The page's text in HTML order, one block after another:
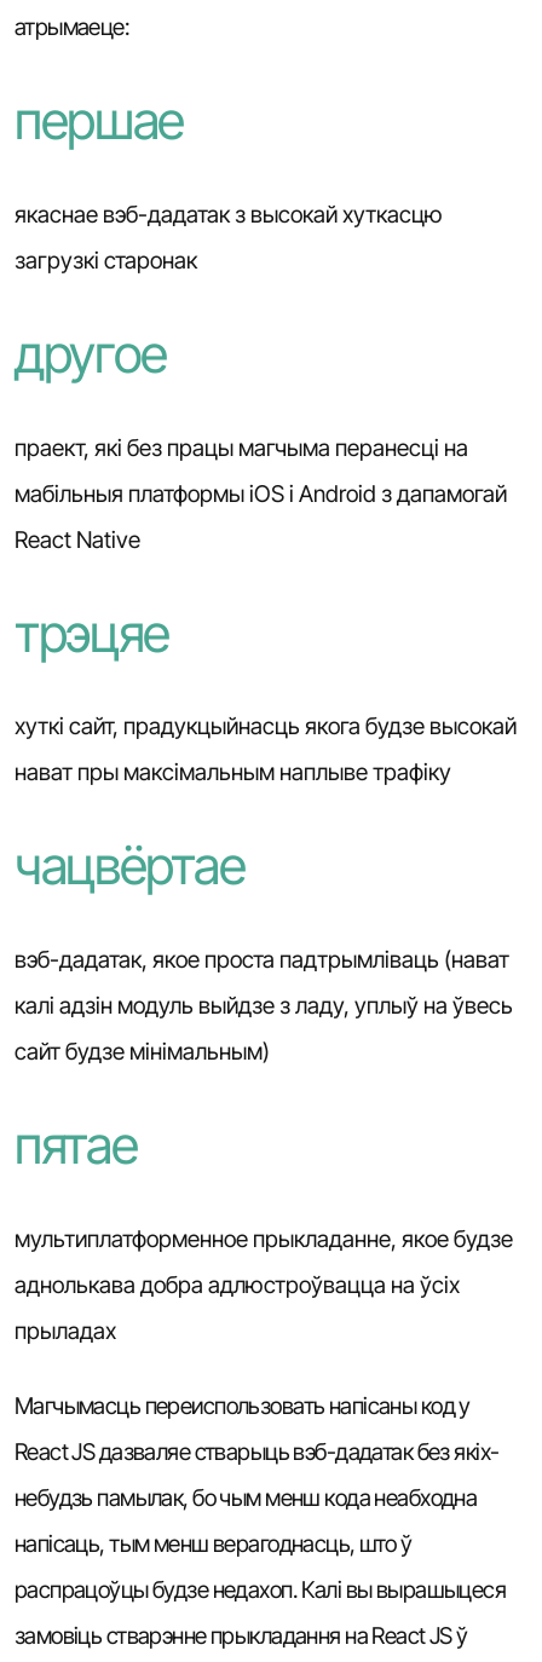
атрымаеце:
першае
якаснае вэб-дадатак з высокай хуткасцю
загрузкі старонак
другое
праект, які без працы магчыма перанесці на
мабільныя платформы iOS і Android з дапамогай
React Native
трэцяе
хуткі сайт, прадукцыйнасць якога будзе высокай
нават пры максімальным наплыве трафіку
чацвёртае
вэб-дадатак, якое проста падтрымліваць (нават
калі адзін модуль выйдзе з ладу, уплыў на ўвесь
сайт будзе мінімальным)
пятае
мультиплатформенное прыкладанне, якое будзе
аднолькава добра адлюстроўвацца на ўсіх
прыладах
Магчымасць переиспользовать напісаны код у
React JS дазваляе стварыць вэб-дадатак без якіх-
небудзь памылак, бо чым менш кода неабходна
напісаць, тым менш верагоднасць, што ў
распрацоўцы будзе недахоп. Калі вы вырашыцеся
замовіць стварэнне прыкладання на React JS ў